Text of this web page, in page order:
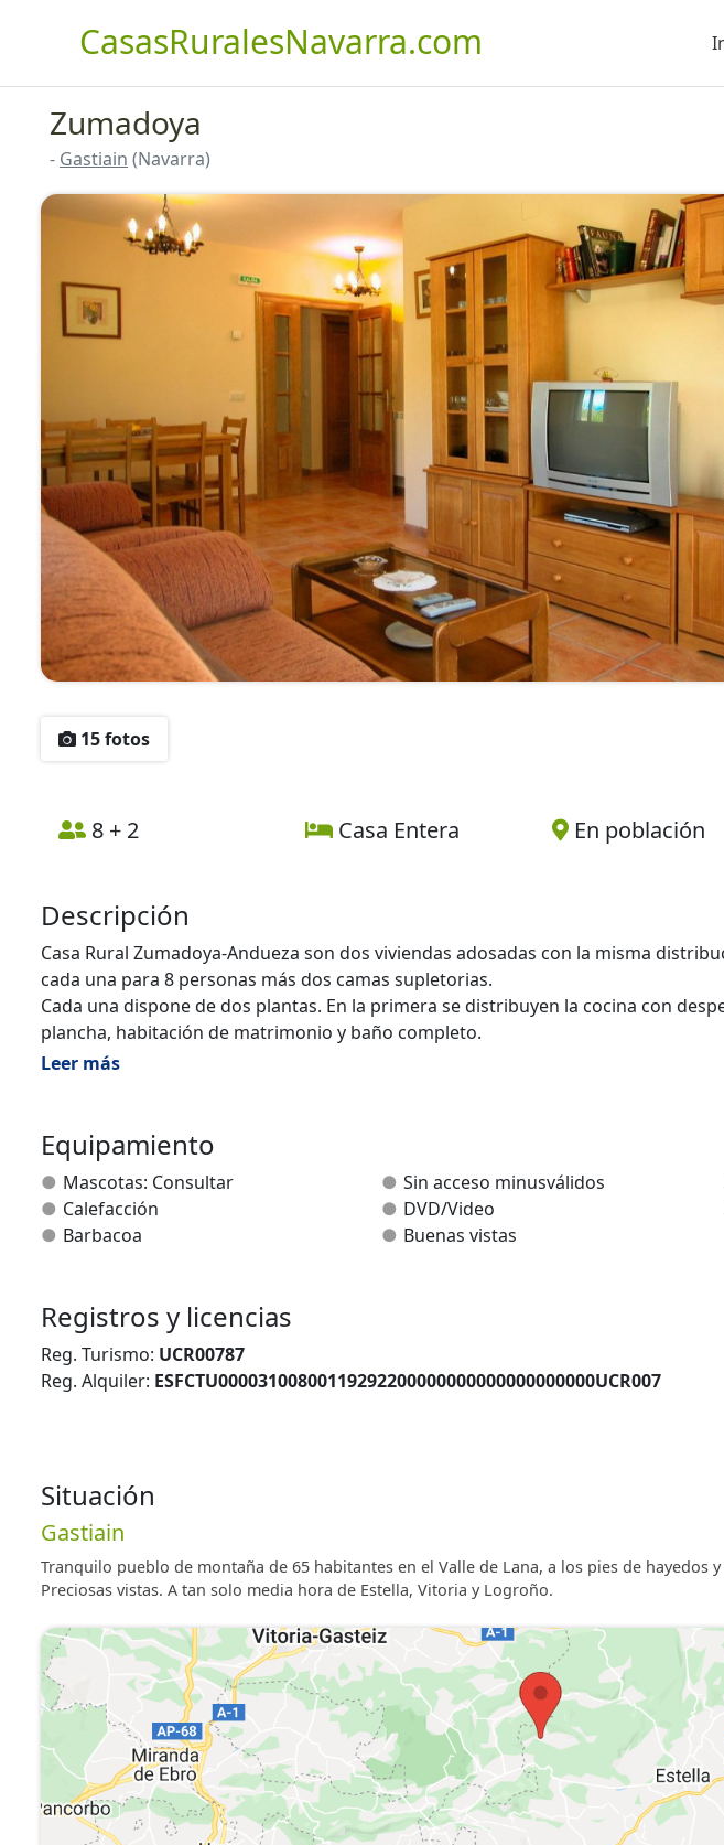
CasasRuralesNavarra.com
Zumadoya
- Gastiain (Navarra)
15 fotos
8 + 2 Casa Entera En población
Descripción
Casa Rural Zumadoya-Andueza son dos viviendas adosadas con la misma
cada una para 8 personas más dos camas supletorias.
Cada una dispone de dos plantas. En la primera se distribuyen la cocina con
plancha, habitación de matrimonio y baño completo.
La segunda planta consta de tres habitaciones dobles y dos baños.
vitrocerámica).
Habitación con lavadora y plancha.
Salón-Comedor con televisor, DVD, cadena musical y juegos de mesa.
Las casas disponen de sábanas, mantas, toallas y paños de cocina. Calefacción
Leer más
Equipamiento
Mascotas: Consultar Sin acceso minusválidos
Calefacción
DVD/Video
Barbacoa
Buenas vistas
Registros y licencias
Reg. Turismo: UCR00787
Reg. Alquiler: ESFCTU00003100800119292200000000000000000000UCR007
Situación
Gastiain
Tranquilo pueblo de montaña de 65 habitantes en el Valle de Lana, a los pies de hayedos
Preciosas vistas. A tan solo media hora de Estella, Vitoria y Logroño.